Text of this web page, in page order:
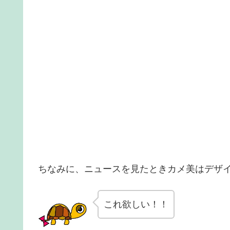
ちなみに、ニュースを見たときカメ美はデザ
これ欲しい！！